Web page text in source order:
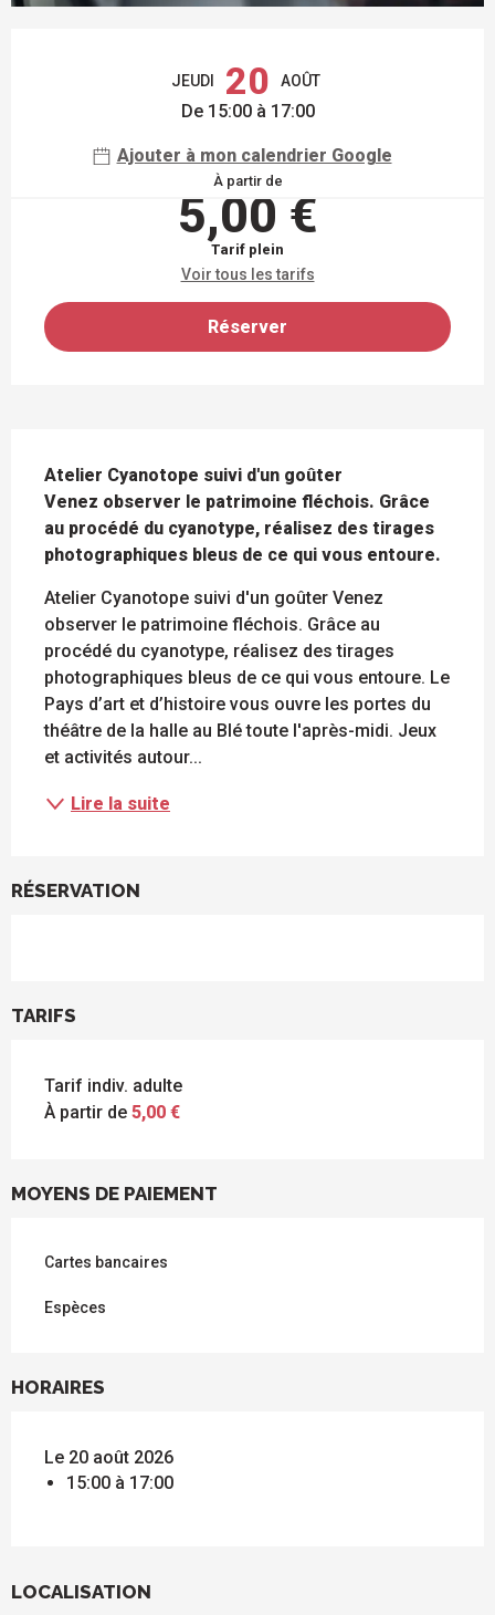
JEUDI 20 AOÛT
De 15:00 à 17:00
Ajouter à mon calendrier Google
À partir de
5,00 €
Tarif plein
Voir tous les tarifs
Réserver
Atelier Cyanotope suivi d'un goûter
Venez observer le patrimoine fléchois. Grâce
au procédé du cyanotype, réalisez des tirages
photographiques bleus de ce qui vous entoure.
Atelier Cyanotope suivi d'un goûter Venez
observer le patrimoine fléchois. Grâce au
procédé du cyanotype, réalisez des tirages
photographiques bleus de ce qui vous entoure. Le
Pays d’art et d’histoire vous ouvre les portes du
théâtre de la halle au Blé toute l'après-midi. Jeux
et activités autour...
Lire la suite
RÉSERVATION
TARIFS
Tarif indiv. adulte
À partir de 5,00 €
MOYENS DE PAIEMENT
Cartes bancaires
Espèces
HORAIRES
Le 20 août 2026
15:00 à 17:00
LOCALISATION